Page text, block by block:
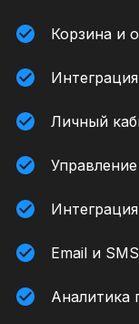
Корзина и
Личный
Email и
Аналитика